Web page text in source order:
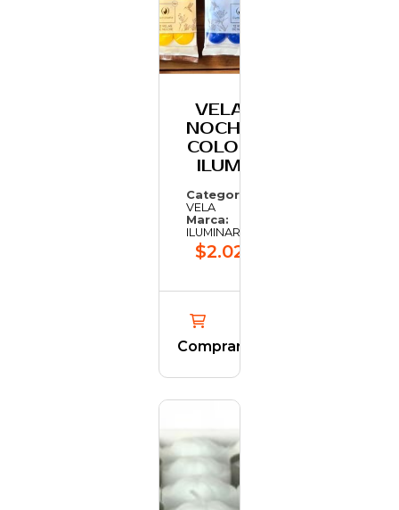
VELA
NOCHE
COLOR
ILUM
Categoría:
VELA
Marca:
ILUMINARTE
$2.022,38
Comprar